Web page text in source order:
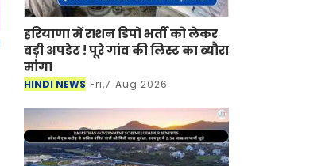
हरियाणा में राशन डिपो भर्ती को लेकर
बड़ी अपडेट ! पूरे गांव की लिस्ट का ब्यौरा
मांगा
HINDI NEWS Fri,7 Aug 2026